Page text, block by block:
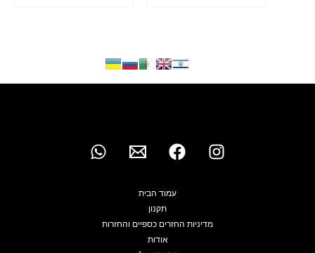
עמוד הבית
תקנון
מדיניות החזרים כספיים והחזרות
אודות